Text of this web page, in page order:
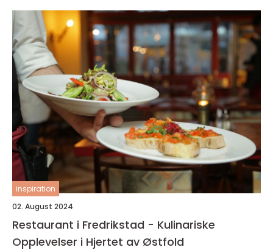
inspiration
02. August 2024
Restaurant i Fredrikstad - Kulinariske
Opplevelser i Hjertet av Østfold